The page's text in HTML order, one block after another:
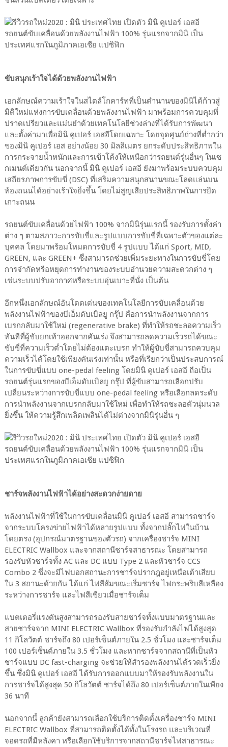
ขับสนุกเร้าใจได้ด้วยพลังงานไฟฟ้า
เอกลักษณ์ความเร้าใจในสไตล์โกคาร์ทที่เป็นตำนานของมินิได้ก้าวสู่
มิติใหม่แห่งการขับเคลื่อนด้วยพลังงานไฟฟ้า มาพร้อมการควบคุมที่
ปราดเปรียวและแม่นยำด้วยเทคโนโลยีช่วงล่างที่ได้รับการพัฒนา
และตั้งค่ามาเพื่อมินิ คูเปอร์ เอสอีโดยเฉพาะ โดยจุดศูนย์ถ่วงที่ต่ำกว่า
ของมินิ คูเปอร์ เอส อย่างน้อย 30 มิลลิเมตร ยกระดับประสิทธิภาพใน
การกระจายน้ำหนักและการเข้าโค้งให้เหนือกว่ารถยนต์รุ่นอื่นๆ ในเซ
กเมนต์เดียวกัน นอกจากนี้ มินิ คูเปอร์ เอสอี ยังมาพร้อมระบบควบคุม
เสถียรภาพการขับขี่ (DSC) ที่เสริมความสนุกสนานขณะโลดแล่นบน
ท้องถนนได้อย่างเร้าใจยิ่งขึ้น โดยไม่สูญเสียประสิทธิภาพในการยึด
เกาะถนน
รถยนต์ขับเคลื่อนด้วยไฟฟ้า 100% จากมินิรุ่นแรกนี้ รองรับการตั้งค่า
ต่าง ๆ ตามสภาวะการขับขี่และรูปแบบการขับขี่ที่เฉพาะตัวของแต่ละ
บุคคล โดยมาพร้อมโหมดการขับขี่ 4 รูปแบบ ได้แก่ Sport, MID,
GREEN, และ GREEN+ ซึ่งสามารถช่วยเพิ่มระยะทางในการขับขี่โดย
การจำกัดหรือหยุดการทำงานของระบบอำนวยความสะดวกต่าง ๆ
เช่นระบบปรับอากาศหรือระบบอุ่นเบาะที่นั่ง เป็นต้น
อีกหนึ่งเอกลักษณ์อันโดดเด่นของเทคโนโลยีการขับเคลื่อนด้วย
พลังงานไฟฟ้าของบีเอ็มดับเบิลยู กรุ๊ป คือการนำพลังงานจากการ
เบรกกลับมาใช้ใหม่ (regenerative brake) ที่ทำให้รถชะลอความเร็ว
ทันทีที่ผู้ขับยกเท้าออกจากคันเร่ง จึงสามารถลดความเร็วรถได้ขณะ
ขับขี่ที่ความเร็วต่ำโดยไม่ต้องแตะเบรก ทำให้ผู้ขับขี่สามารถควบคุม
ความเร็วได้โดยใช้เพียงคันเร่งเท่านั้น หรือที่เรียกว่าเป็นประสบการณ์
ในการขับขี่แบบ one-pedal feeling โดยมินิ คูเปอร์ เอสอี ถือเป็น
รถยนต์รุ่นแรกของบีเอ็มดับเบิลยู กรุ๊ป ที่ผู้ขับสามารถเลือกปรับ
เปลี่ยนระหว่างการขับขี่แบบ one-pedal feeling หรือเลือกลดระดับ
การนำพลังงานจากเบรกกลับมาใช้ใหม่ เพื่อทำให้รถชะลอตัวนุ่มนวล
ยิ่งขึ้น ให้ความรู้สึกเพลิดเพลินได้ไม่ต่างจากมินิรุ่นอื่น ๆ
ชาร์จพลังงานไฟฟ้าได้อย่างสะดวกง่ายดาย
พลังงานไฟฟ้าที่ใช้ในการขับเคลื่อนมินิ คูเปอร์ เอสอี สามารถชาร์จ
จากระบบโครงข่ายไฟฟ้าได้หลายรูปแบบ ทั้งจากปลั๊กไฟในบ้าน
โดยตรง (อุปกรณ์มาตรฐานของตัวรถ) จากเครื่องชาร์จ MINI
ELECTRIC Wallbox และจากสถานีชาร์จสาธารณะ โดยสามารถ
รองรับหัวชาร์จทั้ง AC และ DC แบบ Type 2 และหัวชาร์จ CCS
Combo 2 ซึ่งจะมีไฟบอกสถานะการชาร์จปรากฎอยู่เหนือเต้าเสียบ
ใน 3 สถานะด้วยกัน ได้แก่ ไฟสีส้มขณะเริ่มชาร์จ ไฟกระพริบสีเหลือง
ระหว่างการชาร์จ และไฟสีเขียวเมื่อชาร์จเต็ม
แบตเตอรี่แรงดันสูงสามารถรองรับสายชาร์จทั้งแบบมาตรฐานและ
สายชาร์จจาก MINI ELECTRIC Wallbox ที่รองรับกำลังไฟได้สูงสุด
11 กิโลวัตต์ ชาร์จถึง 80 เปอร์เซ็นต์ภายใน 2.5 ชั่วโมง และชาร์จเต็ม
100 เปอร์เซ็นต์ภายใน 3.5 ชั่วโมง และหากชาร์จจากสถานีที่เป็นหัว
ชาร์จแบบ DC fast-charging จะช่วยให้สำรองพลังงานได้รวดเร็วยิ่ง
ขึ้น ซึ่งมินิ คูเปอร์ เอสอี ได้รับการออกแบบมาให้รองรับพลังงานใน
การชาร์จได้สูงสุด 50 กิโลวัตต์ ชาร์จได้ถึง 80 เปอร์เซ็นต์ภายในเพียง
36 นาที
นอกจากนี้ ลูกค้ายังสามารถเลือกใช้บริการติดตั้งเครื่องชาร์จ MINI
ELECTRIC Wallbox ที่สามารถติดตั้งได้ทั้งในโรงรถ และบริเวณที่
จอดรถที่มีหลังคา หรือเลือกใช้บริการจากสถานีชาร์จไฟสาธารณะ